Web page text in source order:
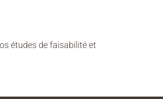
études de faisabilité et